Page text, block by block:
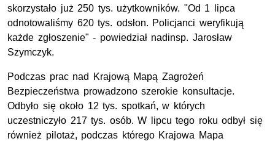
skorzystało już 250 tys. użytkowników. "Od 1 lipca
odnotowaliśmy 620 tys. odsłon. Policjanci weryfikują
każde zgłoszenie" - powiedział nadinsp. Jarosław
Szymczyk.
Podczas prac nad Krajową Mapą Zagrożeń
Bezpieczeństwa prowadzono szerokie konsultacje.
Odbyło się około 12 tys. spotkań, w których
uczestniczyło 217 tys. osób. W lipcu tego roku odbył się
również pilotaż, podczas którego Krajowa Mapa